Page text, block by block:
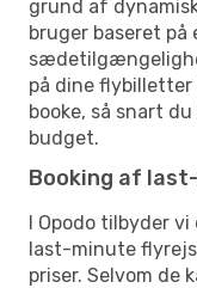
grund af
bruger baseret på
på dine
booke, så snart
budget.
Booking af
I Opodo tilbyder
last-minute
priser. Selvom de